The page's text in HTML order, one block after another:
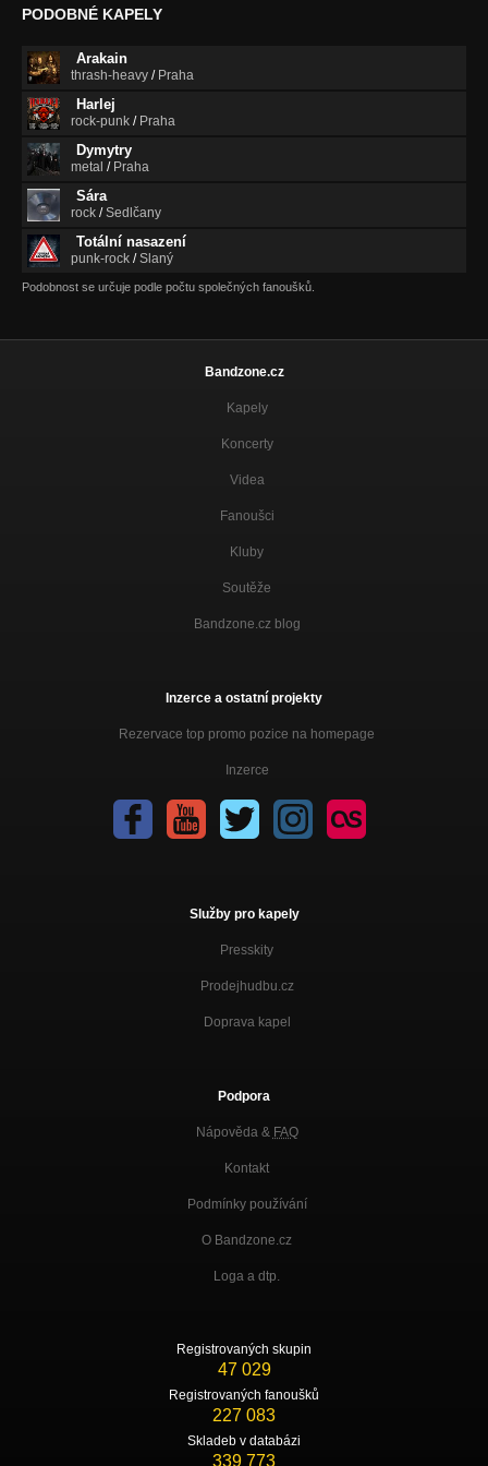
Nezařazeno
Nezařazeno
Koloběžka (2002)
Nezařazeno
Ostrov (2002)
Šílená kráva (2001)
Nezařazeno
Chroust (2001)
PODOBNÉ KAPELY
Arakain
thrash-heavy / Praha
Harlej
rock-punk / Praha
Dymytry
metal / Praha
Sára
rock /Sedlčany
Totální nasazení
punk-rock /Slaný
Podobnost se určuje podle počtu společných fanoušků.
Bandzone.cz
Kapely
Koncerty
Videa
Fanoušci
Kluby
Soutěže
Bandzone.cz blog
Inzerce a ostatní projekty
Rezervace top promo pozice na homepage
Inzerce
Služby pro kapely
Presskity
Prodejhudbu.cz
Doprava kapel
Podpora
Nápověda & FAQ
Kontakt
Podmínky používání
O Bandzone.cz
Loga a dtp.
Registrovaných skupin
47 029
Registrovaných fanoušků
227 083
Skladeb v databázi
339 773